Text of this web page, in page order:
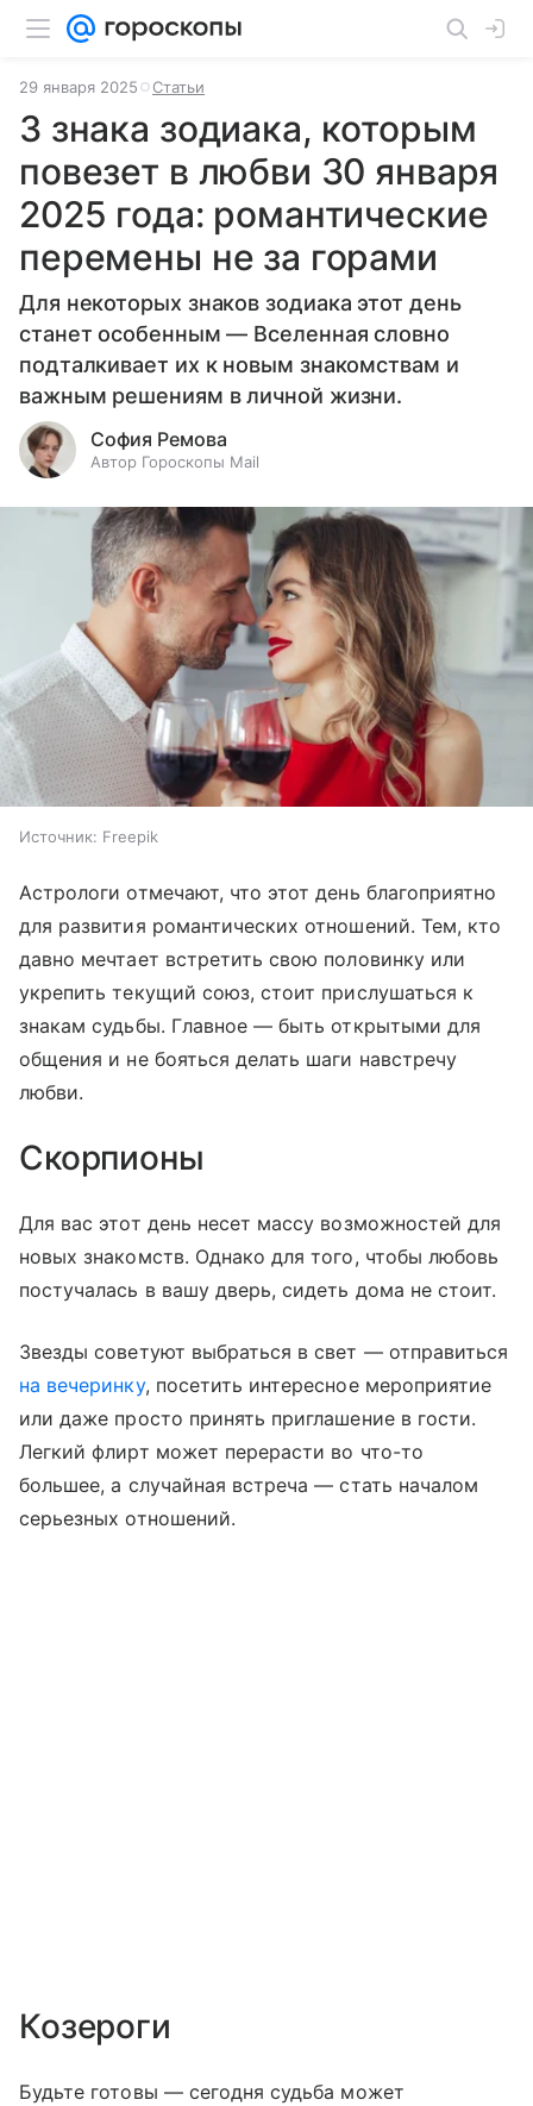
29 января 2025 Статьи
3 знака зодиака, которым
повезет в любви 30 января
2025 года: романтические
перемены не за горами
Для некоторых знаков зодиака этот день
станет особенным — Вселенная словно
подталкивает их к новым знакомствам и
важным решениям в личной жизни.
София Ремова
Автор Гороскопы Mail
Источник: Freepik
Астрологи отмечают, что этот день благоприятно
для развития романтических отношений. Тем, кто
давно мечтает встретить свою половинку или
укрепить текущий союз, стоит прислушаться к
знакам судьбы. Главное — быть открытыми для
общения и не бояться делать шаги навстречу
любви.
Скорпионы
Для вас этот день несет массу возможностей для
новых знакомств. Однако для того, чтобы любовь
постучалась в вашу дверь, сидеть дома не стоит.
Звезды советуют выбраться в свет — отправиться
на вечеринку, посетить интересное мероприятие
или даже просто принять приглашение в гости.
Легкий флирт может перерасти во что-то
большее, а случайная встреча — стать началом
серьезных отношений.
Козероги
Будьте готовы — сегодня судьба может